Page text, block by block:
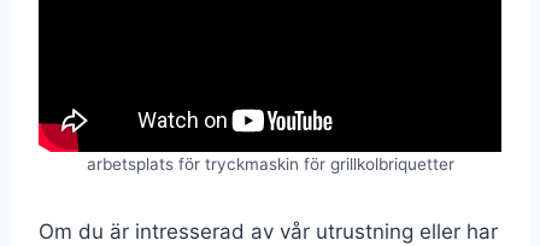
arbetsplats för tryckmaskin för grillkolbriquetter
Om du är intresserad av vår utrustning eller har